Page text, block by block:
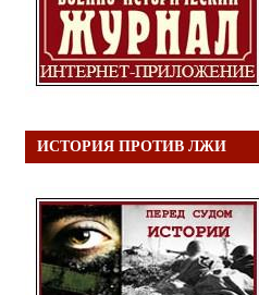
ИСТОРИЯ ПРОТИВ ЛЖИ